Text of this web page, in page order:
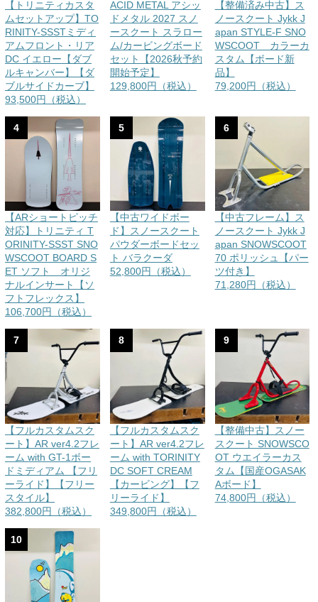
【トリニティカスタ
ムセットアップ】TO
RINITY-SSSTミディ
アムフロント・リア
DC イエロー【ダブ
ルキャンバー】【ダ
ブルサイドカーブ】
93,500円（税込）
ACID METAL アシッ
ドメタル 2027 スノ
ースクート スラロー
ム/カービングボード
セット【2026秋予約
開始予定】
129,800円（税込）
【整備済み中古】ス
ノースクート Jykk J
apan STYLE-F SNO
WSCOOT カラーカ
スタム【ボード新
品】
79,200円（税込）
4
【ARショートピッチ
対応】トリニティ T
ORINITY-SSST SNO
WSCOOT BOARD S
ET ソフト オリジ
ナルインサート【ソ
フトフレックス】
106,700円（税込）
5
【中古ワイドボー
ド】スノースクート
パウダーボードセッ
ト バラクーダ
52,800円（税込）
6
【中古フレーム】ス
ノースクート Jykk J
apan SNOWSCOOT
70 ポリッシュ【パー
ツ付き】
71,280円（税込）
7
【フルカスタムスク
ート】AR ver4.2フレ
ーム with GT-1ボー
ドミディアム 【フリ
ーライド】【フリー
スタイル】
382,800円（税込）
8
【フルカスタムスク
ート】AR ver4.2フレ
ーム with TORINITY
DC SOFT CREAM
【カービング】【フ
リーライド】
349,800円（税込）
9
【整備中古】スノー
スクート SNOWSCO
OT ウエイラーカス
タム【国産OGASAK
Aボード】
74,800円（税込）
10